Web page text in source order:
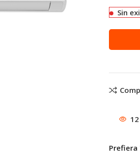
Sin
12